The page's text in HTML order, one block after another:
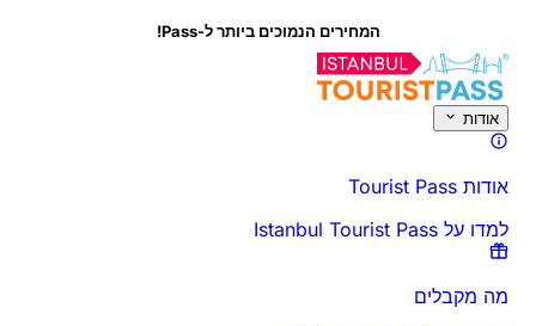
אודות
אודות Tourist Pass
למדו על Istanbul Tourist Pass
מה מקבלים
סקירה כללית זמנים ומשך הכל על דע לפני שאתה הולך